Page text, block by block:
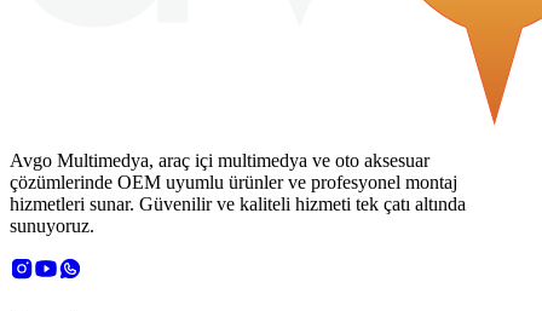
Avgo Multimedya, araç içi multimedya ve oto aksesuar
çözümlerinde OEM uyumlu ürünler ve profesyonel montaj
hizmetleri sunar. Güvenilir ve kaliteli hizmeti tek çatı altında
sunuyoruz.